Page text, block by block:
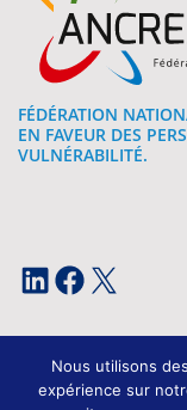
FÉDÉRATION
EN FAVEUR DES
VULNÉRABILITÉ.
LinkedIn Facebook X
Nous utilisons
expérience sur